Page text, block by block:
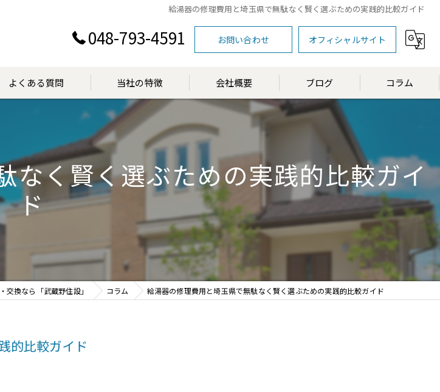
給湯器の修理費用と埼玉県で無駄なく賢く選ぶための実践的比較ガイド
048-793-4591 お問い合わせ オフィシャルサイト
よくある質問 当社の特徴
設置
交換
点検
会社概要
漫画特集
ブログ コラム
なく賢く選ぶための実践的比較ガイ
ド
交換なら「武蔵野住設」 コラム 給湯器の修理費用と埼玉県で無駄なく賢く選ぶための実践的比較ガイド
的比較ガイド